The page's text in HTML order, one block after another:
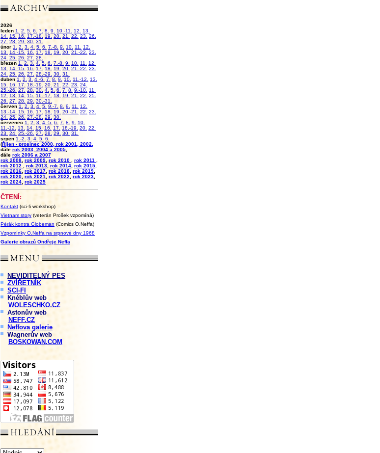
2026
leden 1. 2. 5. 6. 7. 8. 9. 10.-11. 12.
13.
14.
15. 16. 17.-18. 19. 20. 21. 22. 23.
26.
27.
28. 29. 30. 31.
únor 1. 2. 3. 4. 5. 6. 7.-8. 9. 10. 11.
12.
13.
14.-15. 16. 17. 18. 19. 20. 21.-22.
23.
24. 25. 26. 27.
28.
březen 1. 2. 3. 4. 5. 6. 7.-8. 9. 10. 11.
12.
13.
14.-15. 16. 17. 18. 19. 20. 21.-22.
23.
24. 25. 26. 27. 28.-29. 30. 31.
duben 1. 2. 3. 4.-6. 7. 8. 9. 10. 11.-12.
13.
15.
16. 17. 18.-19. 20. 21. 22. 23.
24.
25.-26.
27. 28. 30. 4. 5. 6. 7. 8. 9.-10.
11.
12.
13. 14. 15. 16.-17. 18. 19. 21. 22.
25.
26.
27. 28. 29.
30.-31.
červen 1. 2. 3. 4. 5. 9.-7. 8. 9. 11.
12.
13.-14.
15. 16. 17. 18. 19. 20.-21. 22.
23.
24. 25. 26. 27.-28. 29.
30.
červenec 1. 2. 3. 4.-5. 6. 7. 8. 9.
10.
11.-12.
13. 14. 15. 16. 17. 18.-19. 20. 22.
23.
24. 25.-26. 27. 28. 29. 30. 31.
srpen 1.-2. 3. 4. 5. 6.
(Říjen - prosinec 2000, rok 2001, 2002,
dále rok 2003, 2004 a 2005
dále rok 2006 a 2007
rok 2008 rok 2009 rok 2010 rok 2011
rok 2012
rok 2013 rok 2014 rok 2015
rok 2016 rok 2017 rok 2018 rok 2019
rok 2020 rok 2021 rok 2022 rok 2023
rok 2024 rok 2025
ČTENÍ:
Kontakt (sci-fi workshop)
Vietnam story (veterán Prošek vzpomíná)
Pérák kontra Globeman (Comics O.Neffa)
Vzpomínky O.Neffa na srpnové dny 1968
Galerie obrazů Ondřeje Neffa
NEVIDITELNÝ PES
ZVÍŘETNÍK
SCI-FI
Knéblův web
WOLESCHKO.CZ
Astonův web
NEFF.CZ
Neffova galerie
Wagnerův web
BOSKOWAN.COM